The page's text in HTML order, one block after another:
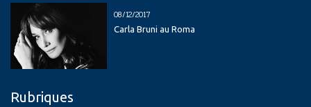
08/12/2017
Carla Bruni au Roma
Rubriques